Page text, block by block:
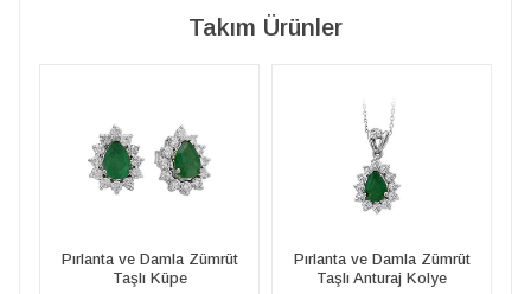
Takım Ürünler
Zümrüt
Pırlanta ve Damla Zümrüt
Taşlı Anturaj Kolye
Pırlanta ve Zümrüt
Hürrem Sultan